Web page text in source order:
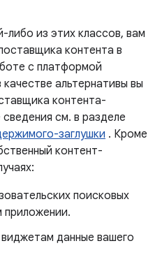
либо из этих классов, вам
контента в
с платформой
альтернативы вы
контента-
см. в разделе
заглушки . Кроме
контент-
поисковых
приложении.
данные вашего